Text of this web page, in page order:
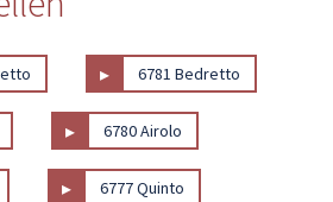
▸ 6781 Bedretto
▸ 6780 Airolo
▸ 6777 Quinto